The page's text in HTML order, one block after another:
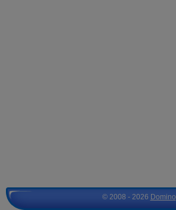
© 2008 - 2026 Domino